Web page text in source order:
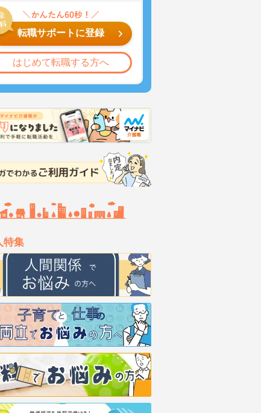
転職サポートに登録
はじめて転職する方へ
特集